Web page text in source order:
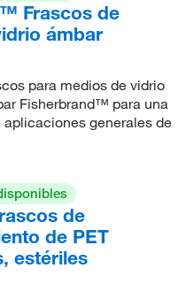
Frascos de
ámbar
para medios de vidrio
Fisherbrand™ para una
aplicaciones generales de
de
de PET
estériles